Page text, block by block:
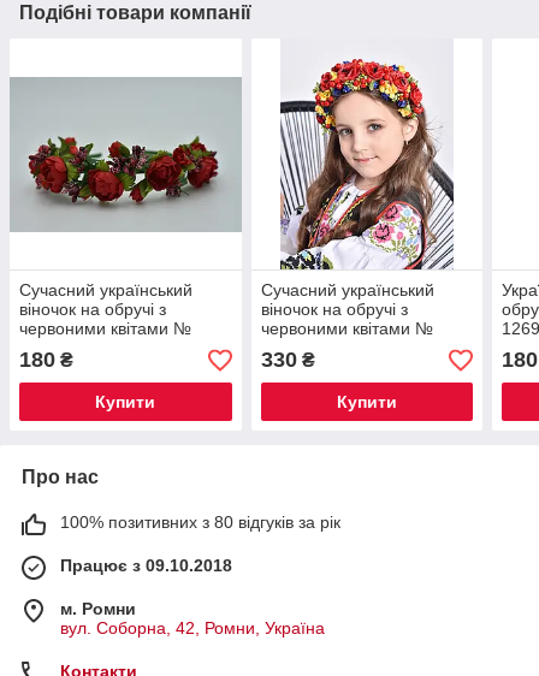
Подібні товари компанії
Сучасний український
віночок на обручі з
червоними квітами №
1267
180 ₴
Купити
Сучасний український
віночок на обручі з
червоними квітами №
1302
330₴
Купити
180
Про нас
100% позитивних з 80 відгуків за рік
Працює з 09.10.2018
м. Ромни
вул. Соборна, 42, Ромни, Україна
Контакти